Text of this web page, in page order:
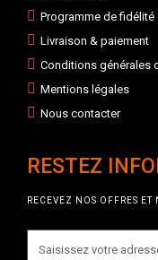
Programme de fidélité
Livraison & paiement
Conditions générales
Mentions légales
Nous contacter
RESTEZ
RECEVEZ NOS OFFRES ET